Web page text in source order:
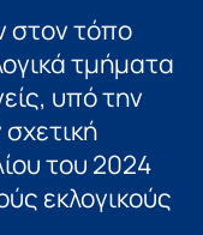
στον τόπο
τμήματα
υπό την
του 2024
εκλογικούς